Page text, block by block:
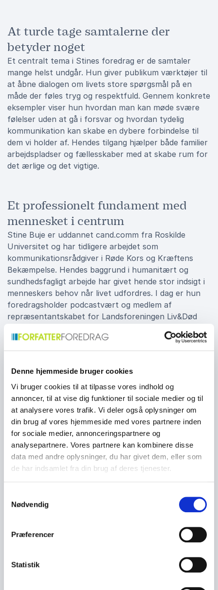
Denne hjemmeside bruger cookies
Vi bruger cookies til at tilpasse vores indhold og
annoncer, til at vise dig funktioner til sociale medier og til
at analysere vores trafik. Vi deler også oplysninger om
din brug af vores hjemmeside med vores partnere inden
for sociale medier, annonceringspartnere og
analysepartnere. Vores partnere kan kombinere disse
data med andre oplysninger, du har givet dem, eller som
de har indsamlet fra din brug af deres tjenester.
Nødvendig
Præferencer
Statistik
At turde tage samtalerne der
betyder noget
Et centralt tema i Stines foredrag er de samtaler
mange helst undgår. Hun giver publikum værktøjer til
at åbne dialogen om livets store spørgsmål på en
måde der føles tryg og respektfuld. Gennem konkrete
eksempler viser hun hvordan man kan møde svære
følelser uden at gå i forsvar og hvordan tydelig
kommunikation kan skabe en dybere forbindelse til
dem vi holder af. Hendes tilgang hjælper både familier
arbejdspladser og fællesskaber med at skabe rum for
det ærlige og det vigtige.
Et professionelt fundament med
mennesket i centrum
Stine Buje er uddannet cand.comm fra Roskilde
Universitet og har tidligere arbejdet som
kommunikationsrådgiver i Røde Kors og Kræftens
Bekæmpelse. Hendes baggrund i humanitært og
sundhedsfagligt arbejde har givet hende stor indsigt i
menneskers behov når livet udfordres. I dag er hun
foredragsholder podcastvært og medlem af
repræsentantskabet for Landsforeningen Liv&Død
livsafslutning.
Foredrag med varme nærvær og
genkendelighed
Det der kendetegner Stines foredrag er hendes evne
til at skabe ro og tryghed mens hun samtidig
udfordrer os til at tænke over vores egne valg. Hun
balancerer det svære med det smukke og giver plads
til både smil eftertanke og refleksion. Publikum går
fra et foredrag med en følelse af klarhed og et
Book Stine Buje til et nærværende og lærerigt
foredrag hvor deltagere får konkrete indsigter og
mod til at tage fat på deres egen livsfortælling med
større bevidsthed.